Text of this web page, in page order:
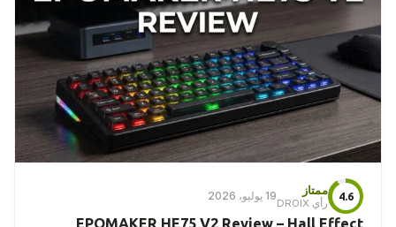
4.6
ممتاز
رأي DROIX
19 يوليو، 2026
EPOMAKER HE75 V2 Review – Hall Effect